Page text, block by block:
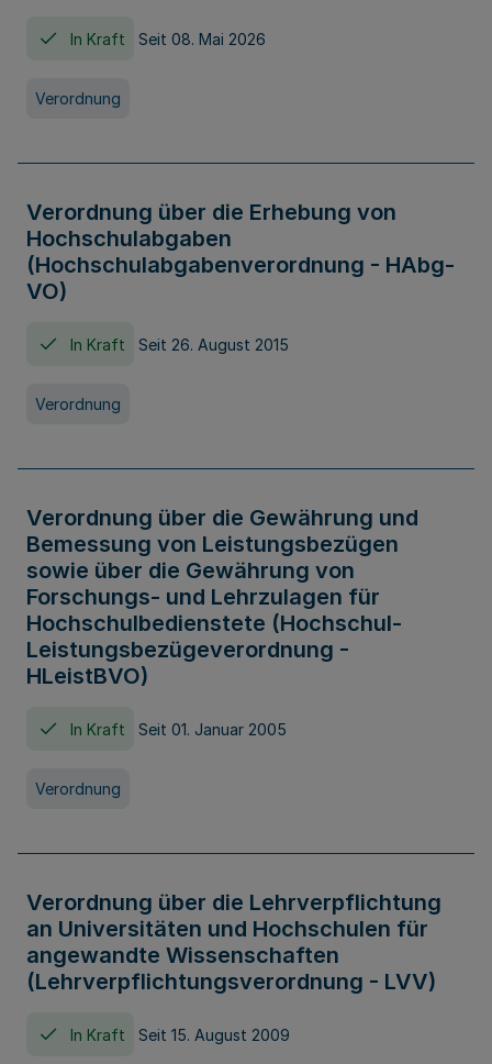
In Kraft Seit 08. Mai 2026
Verordnung
Verordnung über die Erhebung von
Hochschulabgaben
(Hochschulabgabenverordnung - HAbg-
VO)
In Kraft Seit 26. August 2015
Verordnung
Verordnung über die Gewährung und
Bemessung von Leistungsbezügen
sowie über die Gewährung von
Forschungs- und Lehrzulagen für
Hochschulbedienstete (Hochschul-
Leistungsbezügeverordnung -
HLeistBVO)
In Kraft Seit 01. Januar 2005
Verordnung
Verordnung über die Lehrverpflichtung
an Universitäten und Hochschulen für
angewandte Wissenschaften
(Lehrverpflichtungsverordnung - LVV)
In Kraft Seit 15. August 2009